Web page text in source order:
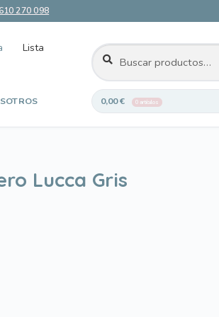
270 098
Lista
Buscar
por:
BUSCAR
0,00€ 0 artículos
Lucca Gris